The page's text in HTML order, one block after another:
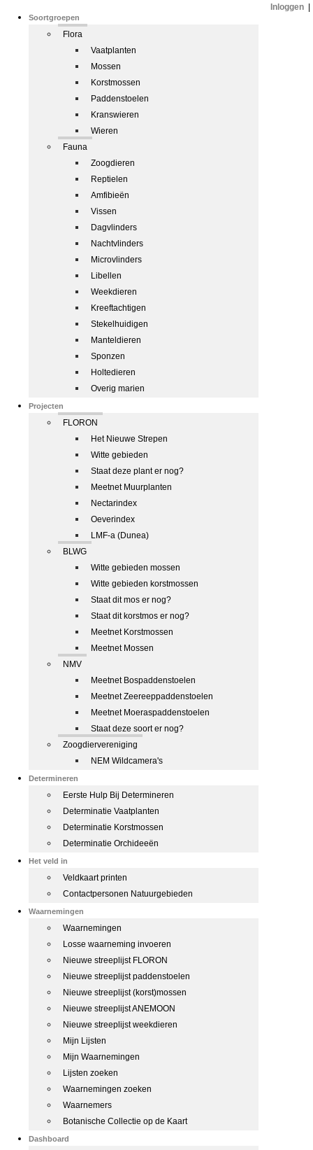
Soortgroepen
Flora
Vaatplanten
Mossen
Korstmossen
Paddenstoelen
Kranswieren
Wieren
Fauna
Zoogdieren
Reptielen
Amfibieën
Vissen
Dagvlinders
Nachtvlinders
Microvlinders
Libellen
Weekdieren
Kreeftachtigen
Stekelhuidigen
Manteldieren
Sponzen
Holtedieren
Overig marien
Projecten
FLORON
Het Nieuwe Strepen
Witte gebieden
Staat deze plant er nog?
Meetnet Muurplanten
Nectarindex
Oeverindex
LMF-a (Dunea)
BLWG
Witte gebieden mossen
Witte gebieden korstmossen
Staat dit mos er nog?
Staat dit korstmos er nog?
Meetnet Korstmossen
Meetnet Mossen
NMV
Meetnet Bospaddenstoelen
Meetnet Zeereeppaddenstoelen
Meetnet Moeraspaddenstoelen
Staat deze soort er nog?
Zoogdiervereniging
NEM Wildcamera's
Determineren
Eerste Hulp Bij Determineren
Determinatie Vaatplanten
Determinatie Korstmossen
Determinatie Orchideeën
Het veld in
Veldkaart printen
Contactpersonen Natuurgebieden
Waarnemingen
Waarnemingen
Losse waarneming invoeren
Nieuwe streeplijst FLORON
Nieuwe streeplijst paddenstoelen
Nieuwe streeplijst (korst)mossen
Nieuwe streeplijst ANEMOON
Nieuwe streeplijst weekdieren
Mijn Lijsten
Mijn Waarnemingen
Lijsten zoeken
Waarnemingen zoeken
Waarnemers
Botanische Collectie op de Kaart
Dashboard
Inloggen